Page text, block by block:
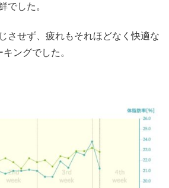
でした。
させず、疲れもそれほどなく快適な
ングでした。